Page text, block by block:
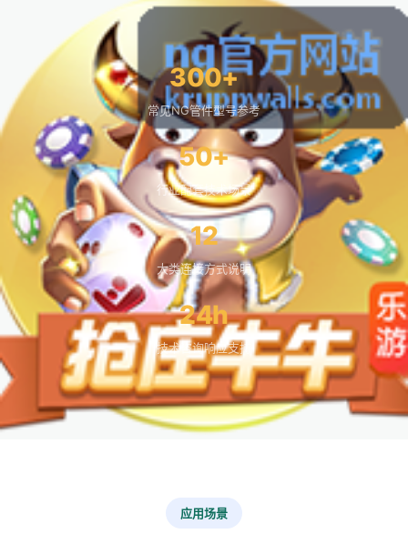
300+
常见NG管件型号参考
50+
行业配套技术场景
12
大类连接方式说明
24h
技术咨询响应支持
应用场景